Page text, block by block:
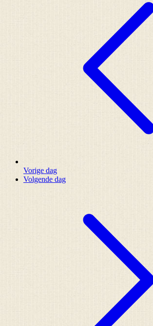
Vorige dag
Volgende dag